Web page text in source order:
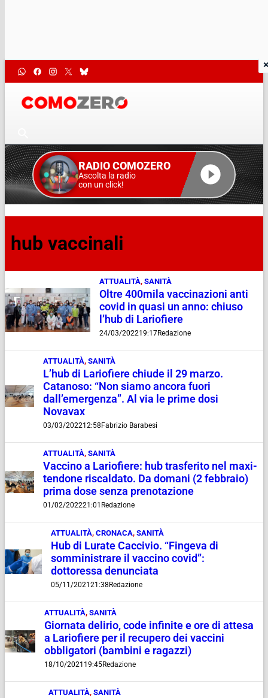
RADIO COMOZERO
Ascolta la radio
con un click!
hub vaccinali
ATTUALITÀ, SANITÀ
Oltre 400mila vaccinazioni anti
covid in quasi un anno: chiuso
l’hub di Lariofiere
24/03/202219:17Redazione
ATTUALITÀ, SANITÀ
L’hub di Lariofiere chiude il 29 marzo.
Catanoso: “Non siamo ancora fuori
dall’emergenza”. Al via le prime dosi
Novavax
03/03/202212:58Fabrizio Barabesi
ATTUALITÀ, SANITÀ
Vaccino a Lariofiere: hub trasferito nel maxi-
tendone riscaldato. Da domani (2 febbraio)
prima dose senza prenotazione
01/02/202221:01 Redazione
ATTUALITÀ, CRONACA, SANITÀ
Hub di Lurate Caccivio. “Fingeva di
somministrare il vaccino covid”:
dottoressa denunciata
05/11/202121:38Redazione
ATTUALITÀ, SANITÀ
Giornata delirio, code infinite e ore di attesa
a Lariofiere per il recupero dei vaccini
obbligatori (bambini e ragazzi)
18/10/2021 19:45Redazione
ATTUALITÀ, SANITÀ